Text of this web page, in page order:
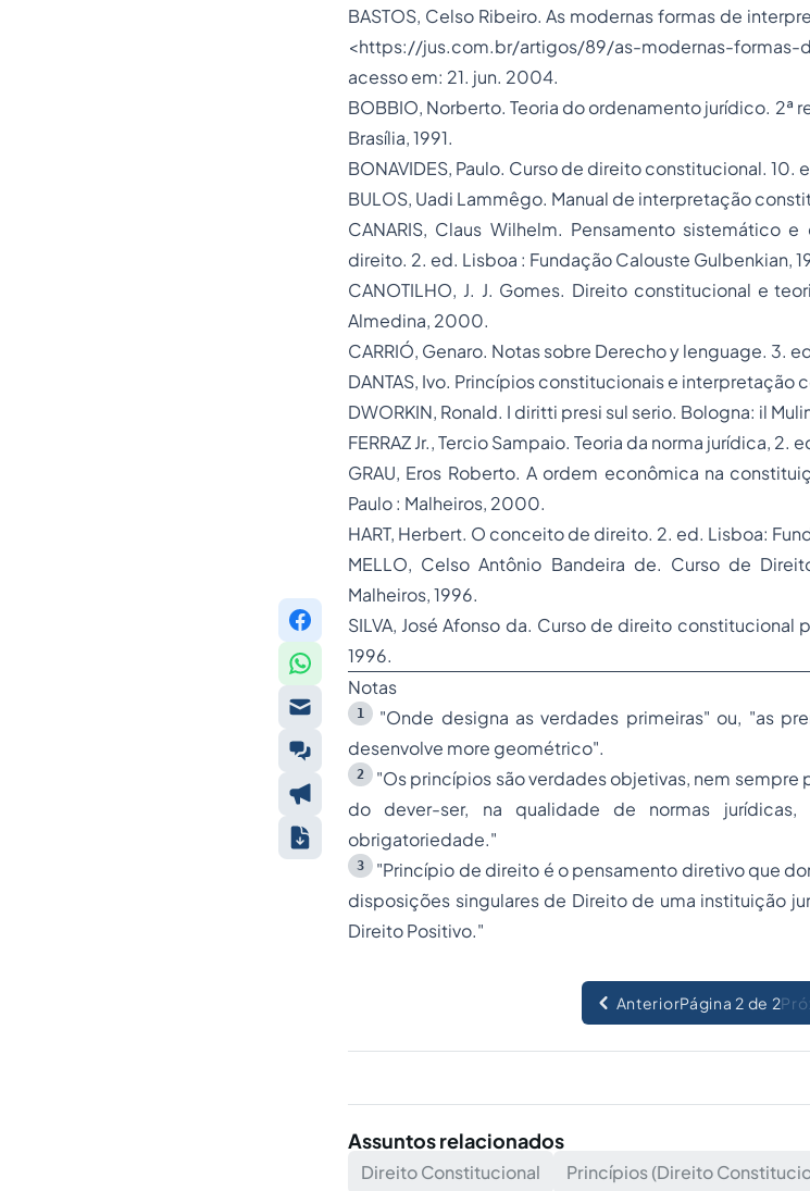
BASTOS, Celso Ribeiro.As modernas formas de
<https://jus.com.br/artigos/89/as-modernas-formas-
acesso em: 21. jun. 2004.
BOBBIO, Norberto.Teoria do ordenamento jurídico. 2ª
Brasília, 1991.
BONAVIDES, Paulo. Curso de direito constitucional. 10.
BULOS, Uadi Lammêgo. Manual de interpretação
CANARIS, Claus Wilhelm. Pensamento sistemático
direito. 2. ed. Lisboa : Fundação Calouste Gulbenkian,
CANOTILHO, J. J. Gomes. Direito constitucional e
Almedina, 2000.
CARRIÓ, Genaro. Notas sobre Derecho y lenguage. 3.
DANTAS, Ivo. Princípios constitucionais e interpretação
DWORKIN, Ronald. I diritti presi sul serio. Bologna: il
FERRAZ Jr., Tercio Sampaio. Teoria da norma jurídica, 2.
GRAU, Eros Roberto. A ordem econômica na
Paulo : Malheiros, 2000.
HART, Herbert. O conceito de direito. 2. ed. Lisboa:
MELLO, Celso Antônio Bandeira de. Curso de
Malheiros, 1996.
SILVA, José Afonso da. Curso de direito constitucional
1996.
Notas
1
"Onde designa as verdades primeiras" ou, "as
desenvolve more geométrico".
2
"Os princípios são verdades objetivas, nem sempre
do dever-ser, na qualidade de normas
obrigatoriedade."
3
"Princípio de direito é o pensamento diretivo que
disposições singulares de Direito de uma instituição
Direito Positivo."
AnteriorPágina 2 de 2
Assuntos relacionados
Direito Constitucional Princípios (Direito